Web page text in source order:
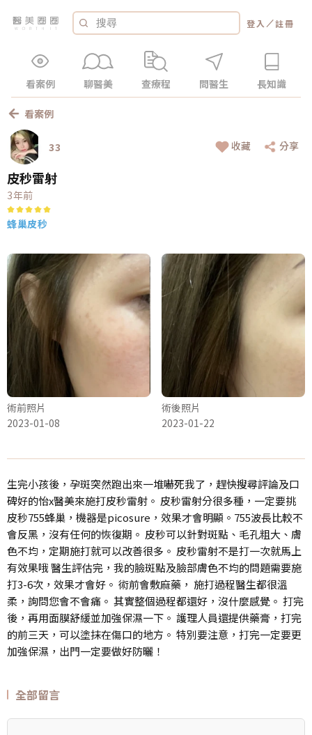
登入 ／註冊
看案例 聊醫美 查療程 問醫生 長知識
看案例
33 收藏 分享
皮秒雷射
3年前
蜂巢皮秒
術前照片
2023-01-08
術後照片
2023-01-22
生完小孩後，孕斑突然跑出來一堆嚇死我了，趕快搜尋評論及口
碑好的怡x醫美來施打皮秒雷射。 皮秒雷射分很多種，一定要挑
皮秒755蜂巢，機器是picosure，效果才會明顯。755波長比較不
會反黑，沒有任何的恢復期。 皮秒可以針對斑點、毛孔粗大、膚
色不均，定期施打就可以改善很多。 皮秒雷射不是打一次就馬上
有效果哦 醫生評估完，我的臉斑點及臉部膚色不均的問題需要施
打3-6次，效果才會好。 術前會敷麻藥， 施打過程醫生都很溫
柔，詢問您會不會痛。 其實整個過程都還好，沒什麼感覺。 打完
後，再用面膜舒緩並加強保濕一下。 護理人員還提供藥膏，打完
的前三天，可以塗抹在傷口的地方。 特別要注意，打完一定要更
加強保濕，出門一定要做好防曬！
全部留言